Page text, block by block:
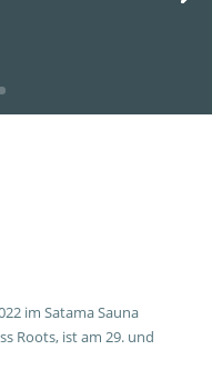
im Satama Sauna
Roots, ist am 29. und